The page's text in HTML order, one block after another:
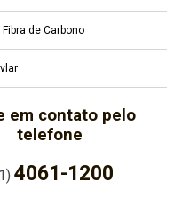
de Carbono
em contato pelo
telefone
4061-1200